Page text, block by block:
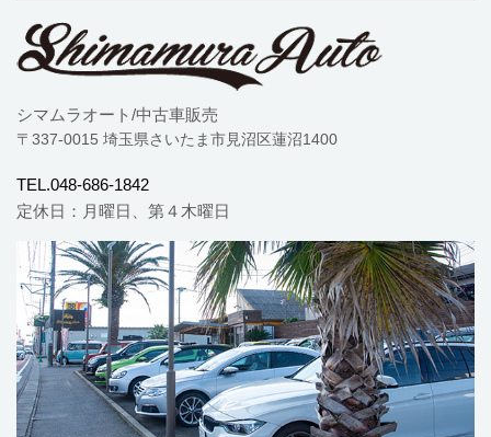
シマムラオート/中古車販売
〒337-0015 埼玉県さいたま市見沼区蓮沼1400
TEL.048-686-1842
定休日：月曜日、第４木曜日